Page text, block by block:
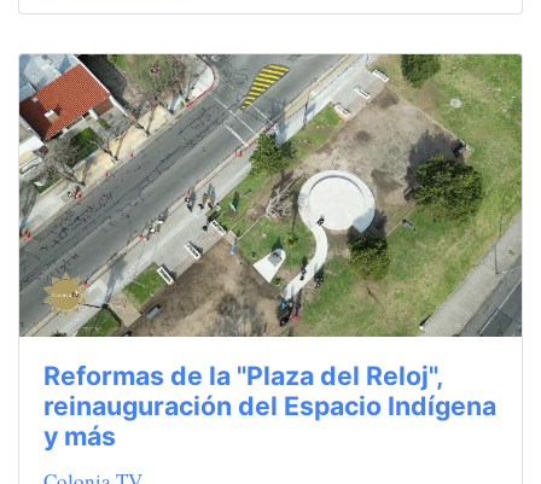
Reformas de la "Plaza del Reloj",
reinauguración del Espacio Indígena
y más